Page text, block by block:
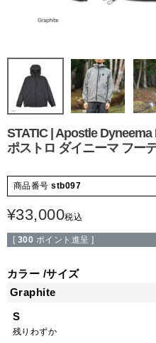
STATIC | Apostle
ポストロ ダイニーマ フー
商品番号 stb097
¥33,000税込
[ 300 ポイント進呈 ]
カラー サイズ
Graphite
S
残りわずか